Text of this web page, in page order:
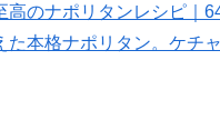
高のナポリタンレシピ｜
た本格ナポリタン。ケチ